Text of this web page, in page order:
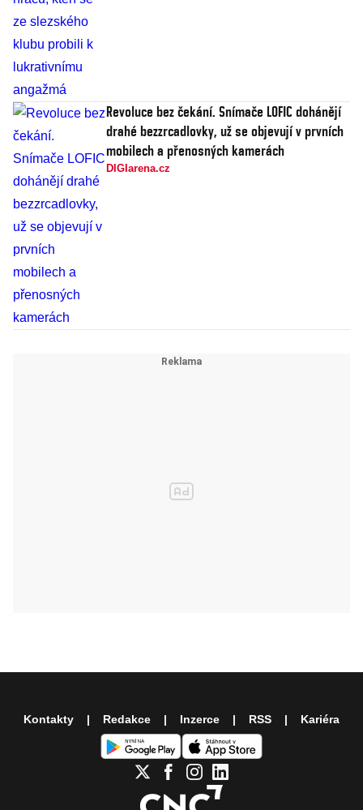
Revoluce bez čekání. Snímače LOFIC dohánějí
drahé bezzrcadlovky, už se objevují v prvních
mobilech a přenosných kamerách
DIGIarena.cz
Kontakty Redakce Inzerce RSS Kariéra